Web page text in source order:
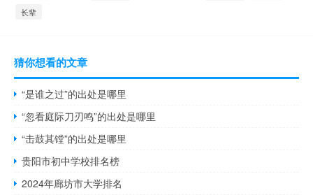
长辈
猜你想看的文章
“是谁之过”的出处是哪里
“忽看庭际刀刃鸣”的出处是哪里
“击鼓其镗”的出处是哪里
贵阳市初中学校排名榜
2024年廊坊市大学排名